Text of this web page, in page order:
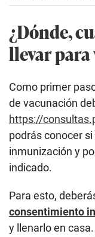
¿Dónde,
llevar
Como primer
de vacunación
https://
podrás conocer
inmunización y
indicado.
Para esto,
consentimiento
y llenarlo en